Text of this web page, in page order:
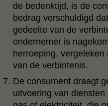
de bedenktijd, is de
bedrag verschuldigd
gedeelte van de
ondernemer is
herroeping,
van de verbintenis.
De consument draagt
uitvoering van